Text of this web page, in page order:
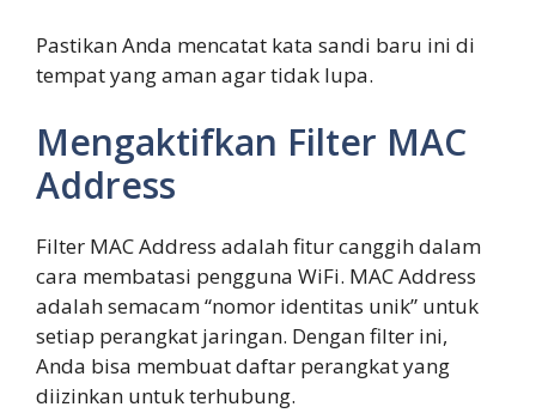
Pastikan Anda mencatat kata sandi baru ini di
tempat yang aman agar tidak lupa.
Mengaktifkan Filter MAC
Address
Filter MAC Address adalah fitur canggih dalam
cara membatasi pengguna WiFi. MAC Address
adalah semacam “nomor identitas unik” untuk
setiap perangkat jaringan. Dengan filter ini,
Anda bisa membuat daftar perangkat yang
diizinkan untuk terhubung.